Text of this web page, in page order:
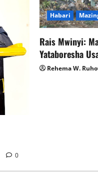
0
Habari
Rais Mwinyi:
Yataboresha
Rehema W.